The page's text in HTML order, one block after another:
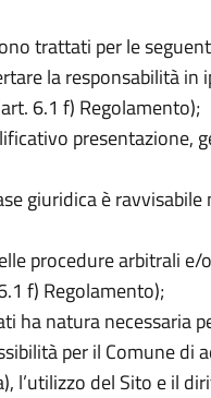
trattati per le
la responsabilità
6.1 f) Regolamento);
presentazione,
giuridica è ravvisabile
procedure arbitrali
f) Regolamento);
ha natura necessaria
per il Comune di
l’utilizzo del Sito e il